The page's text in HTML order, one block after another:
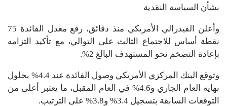
بشأن السياسة النقدية
وأعلن الفيدرالي الأمريكي منذ دقائق، رفع معدل الفائدة 75
نقطة أساس للاجتماع الثالث على التوالي، مع تأكيد التزامه
بإعادة التضخم نحو المستهدف البالغ 2%.
وتوقع البنك المركزي الأمريكي وصول الفائدة عند 4.4% بحلول
نهاية العام الجاري و4.6% في العام المقبل، ما يعتبر أعلى من
التوقعات السابقة بتسجيل 3.4% و3.8% على الترتيب.